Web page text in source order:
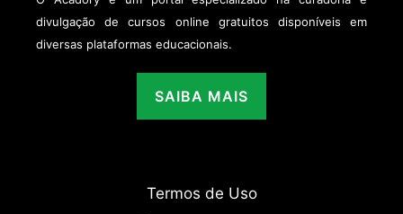
divulgação de cursos online gratuitos disponíveis em
diversas plataformas educacionais.
SAIBA MAIS
Termos de Uso